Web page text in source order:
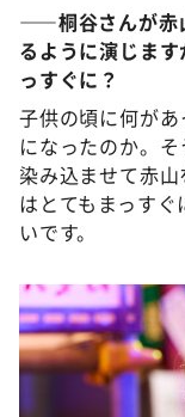
――桐谷さんが赤
るように演じま
っすぐに？
子供の頃に何が
になったのか。
染み込ませて赤
はとてもまっす
いです。